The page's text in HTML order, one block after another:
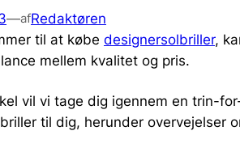
—afRedaktøren
til at købe designersolbriller,
mellem kvalitet og pris.
vil vi tage dig igennem en trin-
til dig, herunder overvejelser